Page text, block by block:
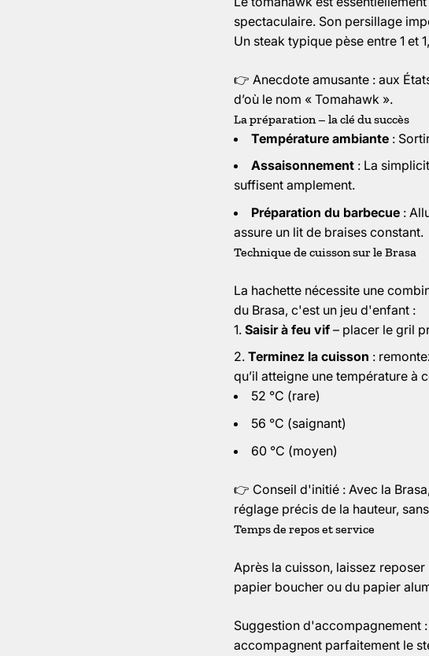
spectaculaire. Son persillage
Un steak typique pèse entre 1 et
👉 Anecdote amusante : aux
d’où le nom « Tomahawk ».
La préparation – la clé du succès
Température ambiante :
Assaisonnement : La
suffisent amplement.
Préparation du barbecue :
assure un lit de braises constant.
Technique de cuisson sur le Brasa
La hachette nécessite une
du Brasa, c'est un jeu d'enfant :
Saisir à feu vif – placer le gril
Terminez la cuisson :
qu’il atteigne une température à
52 °C (rare)
56 °C (saignant)
60 °C (moyen)
👉 Conseil d'initié : Avec la
réglage précis de la hauteur,
Temps de repos et service
Après la cuisson, laissez
papier boucher ou du papier
Suggestion d'accompagnement
accompagnent parfaitement le